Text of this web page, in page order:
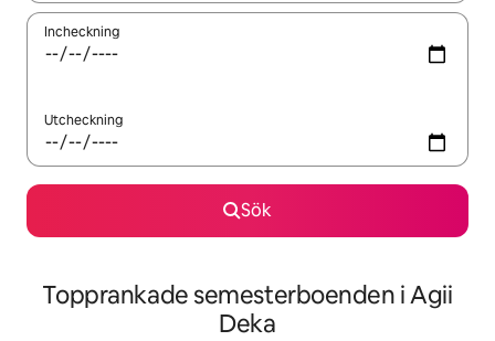
Incheckning
Utcheckning
Sök
Topprankade semesterboenden i Agii
Deka